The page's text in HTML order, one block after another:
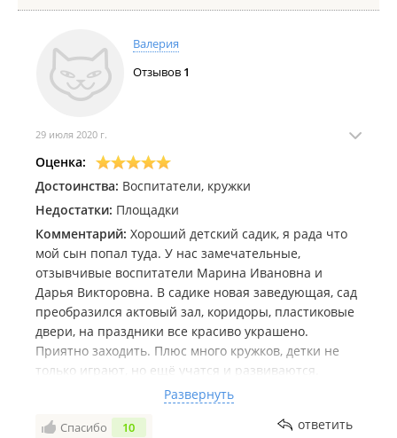
Валерия
Отзывов 1
29 июля 2020 г.
Оценка:
Достоинства: Воспитатели, кружки
Недостатки: Площадки
Комментарий: Хороший детский садик, я рада что
мой сын попал туда. У нас замечательные,
отзывчивые воспитатели Марина Ивановна и
Дарья Викторовна. В садике новая заведующая, сад
преобразился актовый зал, коридоры, пластиковые
двери, на праздники все красиво украшено.
Приятно заходить. Плюс много кружков, детки не
только играют, но ещё учатся и развиваются.
Во время карантина быстро(оперативно) нашлось
место в нашей группе ребенку, т.к. многие пишут
что невозможно попасть в дежурную группу.
Развернуть
Спасибо 10 ответить